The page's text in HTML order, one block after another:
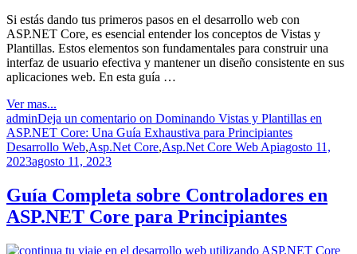
Si estás dando tus primeros pasos en el desarrollo web con
ASP.NET Core, es esencial entender los conceptos de Vistas y
Plantillas. Estos elementos son fundamentales para construir una
interfaz de usuario efectiva y mantener un diseño consistente en sus
aplicaciones web. En esta guía …
Ver mas...
adminDeja un comentario on Dominando Vistas y Plantillas en
ASP.NET Core: Una Guía Exhaustiva para Principiantes
Desarrollo Web,Asp.Net Core,Asp.Net Core Web Apiagosto 11,
2023agosto 11, 2023
Guía Completa sobre Controladores en
ASP.NET Core para Principiantes